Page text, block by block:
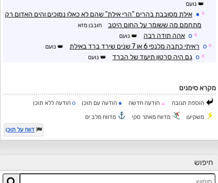
נועם
☼
● אילת מסובבת בהרים "הרי אילת" שהם לא כאלו נמוכים והים האדום רק
מתחמם מה ששומר על החום היטב
חובבן מזא
☼
o אהה תודה רבה נועם
☼
o ראיתי כתבה מלנפי 6 או 7 שנים שירד ברד באילת נועם
☼
o גם היה סרטון תיעוד של הברד נועם
מקרא סימנים
הוספת תגובה ☼ הודעה חדשה ● הודעה עם תוכן o הודעה ללא תוכן
משקיען מדווח מאתר סקי
מדווח מלב ים
דווח על תוכן
חיפוש